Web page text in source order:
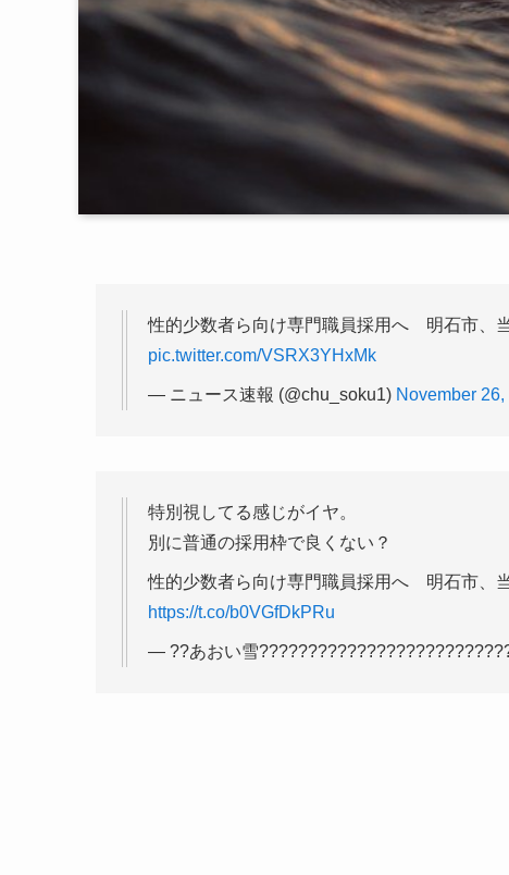
性的少数者ら向け専門職員採用へ 明石市、
pic.twitter.com/VSRX3YHxMk
— ニュース速報 (@chu_soku1) November
特別視してる感じがイヤ。
別に普通の採用枠で良くない？
性的少数者ら向け専門職員採用へ 明石市、
https://t.co/b0VGfDkPRu
— ??あおい雪